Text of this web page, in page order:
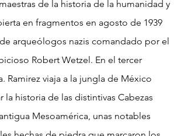
de la historia de la humanidad y
en fragmentos en agosto de 1939
arqueólogos nazis comandado por el
Robert Wetzel. En el tercer
Ramirez viaja a la jungla de México
la historia de las distintivas Cabezas
Mesoamérica, unas notables